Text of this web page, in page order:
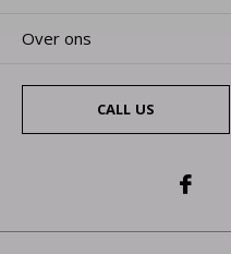
Over ons
CALL US